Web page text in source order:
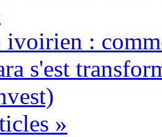
ivoirien :
s'est
»